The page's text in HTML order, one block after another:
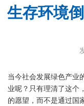
生存环境
当今社会发展绿色产业
业呢？只有理清了这个
的愿望，而不是通过国